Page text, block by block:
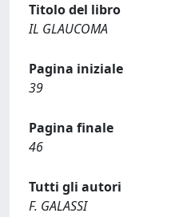
Titolo del libro
IL GLAUCOMA
Pagina iniziale
39
Pagina finale
46
Tutti gli autori
F. GALASSI